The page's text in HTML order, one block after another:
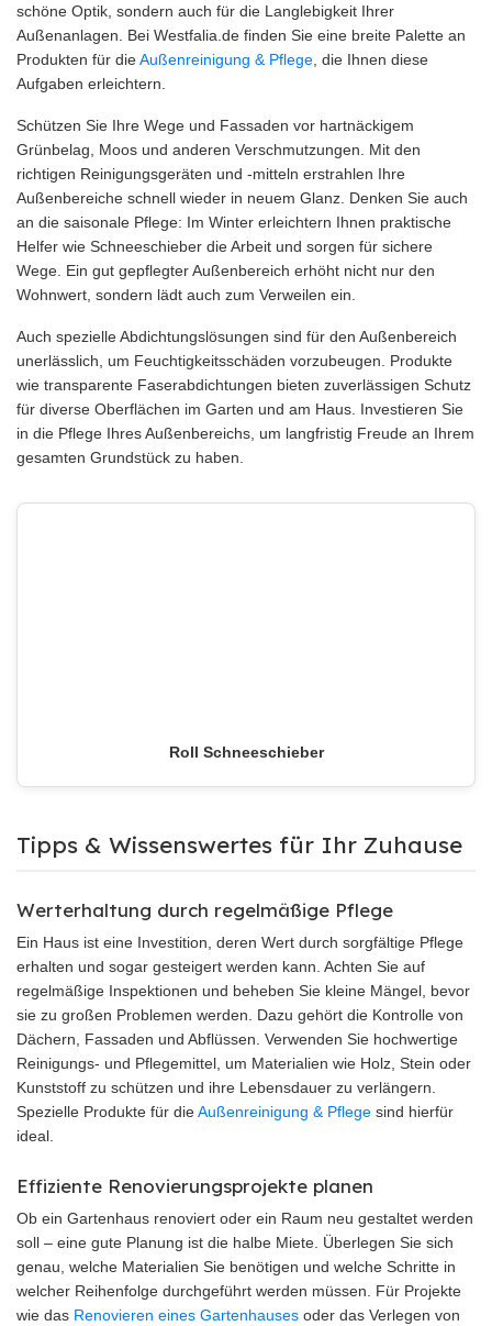
schöne Optik, sondern auch für die Langlebigkeit Ihrer
Außenanlagen. Bei Westfalia.de finden Sie eine breite Palette an
Produkten für dieAußenreinigung & Pflege , die Ihnen diese
Aufgaben erleichtern.
Schützen Sie Ihre Wege und Fassaden vor hartnäckigem
Grünbelag, Moos und anderen Verschmutzungen. Mit den
richtigen Reinigungsgeräten und -mitteln erstrahlen Ihre
Außenbereiche schnell wieder in neuem Glanz. Denken Sie auch
an die saisonale Pflege: Im Winter erleichtern Ihnen praktische
Helfer wie Schneeschieber die Arbeit und sorgen für sichere
Wege. Ein gut gepflegter Außenbereich erhöht nicht nur den
Wohnwert, sondern lädt auch zum Verweilen ein.
Auch spezielle Abdichtungslösungen sind für den Außenbereich
unerlässlich, um Feuchtigkeitsschäden vorzubeugen. Produkte
wie transparente Faserabdichtungen bieten zuverlässigen Schutz
für diverse Oberflächen im Garten und am Haus. Investieren Sie
in die Pflege Ihres Außenbereichs, um langfristig Freude an Ihrem
gesamten Grundstück zu haben.
Roll Schneeschieber
Tipps & Wissenswertes für Ihr Zuhause
Werterhaltung durch regelmäßige Pflege
Ein Haus ist eine Investition, deren Wert durch sorgfältige Pflege
erhalten und sogar gesteigert werden kann. Achten Sie auf
regelmäßige Inspektionen und beheben Sie kleine Mängel, bevor
sie zu großen Problemen werden. Dazu gehört die Kontrolle von
Dächern, Fassaden und Abflüssen. Verwenden Sie hochwertige
Reinigungs- und Pflegemittel, um Materialien wie Holz, Stein oder
Kunststoff zu schützen und ihre Lebensdauer zu verlängern.
Spezielle Produkte für dieAußenreinigung & Pflege sind hierfür
ideal.
Effiziente Renovierungsprojekte planen
Ob ein Gartenhaus renoviert oder ein Raum neu gestaltet werden
soll – eine gute Planung ist die halbe Miete. Überlegen Sie sich
genau, welche Materialien Sie benötigen und welche Schritte in
welcher Reihenfolge durchgeführt werden müssen. Für Projekte
wie das Renovieren eines Gartenhauses oder das Verlegen von